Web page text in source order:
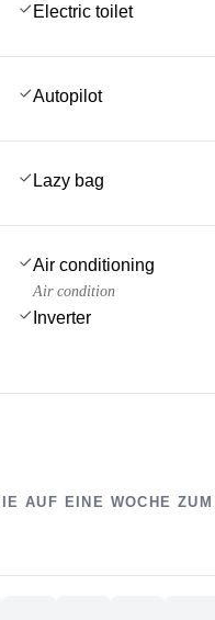
Electric toilet
Autopilot
Lazy bag
Air conditioning
Air condition
Inverter
AUF EINE WOCHE ZUM